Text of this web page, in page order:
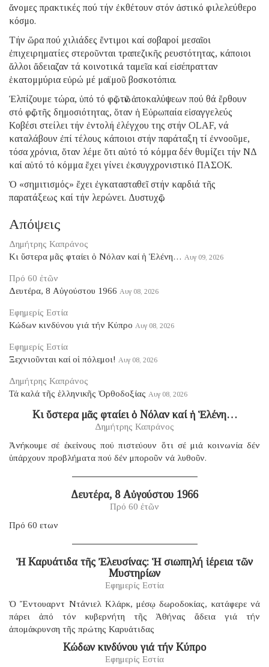
ἄνομες πρακτικές πού τήν ἐκθέτουν στόν ἀστικό φιλελεύθερο
κόσμο.
Τήν ὥρα πού χιλιάδες ἔντιμοι καί σοβαροί μεσαῖοι
ἐπιχειρηματίες στεροῦνται τραπεζικῆς ρευστότητας, κάποιοι
ἄλλοι ἄδειαζαν τά κοινοτικά ταμεῖα καί εἰσέπρατταν
ἑκατομμύρια εὐρώ μέ μαϊμοῦ βοσκοτόπια.
Ἐλπίζουμε τώρα, ὑπό τό φῶς τῶν ἀποκαλύψεων πού θά ἔρθουν
στό φῶς τῆς δημοσιότητας, ὅταν ἡ Εὐρωπαία εἰσαγγελεύς
Κοβέσι στείλει τήν ἐντολή ἐλέγχου της στήν OLAF, νά
καταλάβουν ἐπί τέλους κάποιοι στήν παράταξη τί ἐννοοῦμε,
τόσα χρόνια, ὅταν λέμε ὅτι αὐτό τό κόμμα δέν θυμίζει τήν ΝΔ
καί αὐτό τό κόμμα ἔχει γίνει ἐκσυγχρονιστικό ΠΑΣΟΚ.
Ὁ «σημιτισμός» ἔχει ἐγκατασταθεῖ στήν καρδιά τῆς
παρατάξεως καί τήν λερώνει. Δυστυχῶς.
Απόψεις
Δημήτρης Καπράνος
Κι ὕστερα μᾶς φταίει ὁ Νόλαν καί ἡ Ἑλένη… Αυγ 09, 2026
Πρό 60 ἐτῶν
Δευτέρα, 8 Αὐγούστου 1966 Αυγ 08, 2026
Εφημερίς Εστία
Κώδων κινδύνου γιά τήν Κύπρο Αυγ 08, 2026
Εφημερίς Εστία
Ξεχνιοῦνται καί οἱ πόλεμοι! Αυγ 08, 2026
Δημήτρης Καπράνος
Τά καλά τῆς ἑλληνικῆς Ὀρθοδοξίας Αυγ 08, 2026
Κι ὕστερα μᾶς φταίει ὁ Νόλαν καί ἡ Ἑλένη…
Δημήτρης Καπράνος
Ἀνήκουμε σέ ἐκείνους πού πιστεύουν ὅτι σέ μιά κοινωνία δέν
ὑπάρχουν προβλήματα πού δέν μποροῦν νά λυθοῦν.
Δευτέρα, 8 Αὐγούστου 1966
Πρό 60 ἐτῶν
Πρό 60 ετων
Ἡ Καρυάτιδα τῆς Ἐλευσίνας: Ἡ σιωπηλή ἱέρεια τῶν
Μυστηρίων
Εφημερίς Εστία
Ὁ Ἔντουαρντ Ντάνιελ Κλάρκ, μέσῳ δωροδοκίας, κατάφερε νά
πάρει ἀπό τόν κυβερνήτη τῆς Ἀθήνας ἄδεια γιά τήν
ἀπομάκρυνση τῆς πρώτης Καρυάτιδας
Κώδων κινδύνου γιά τήν Κύπρο
Εφημερίς Εστία